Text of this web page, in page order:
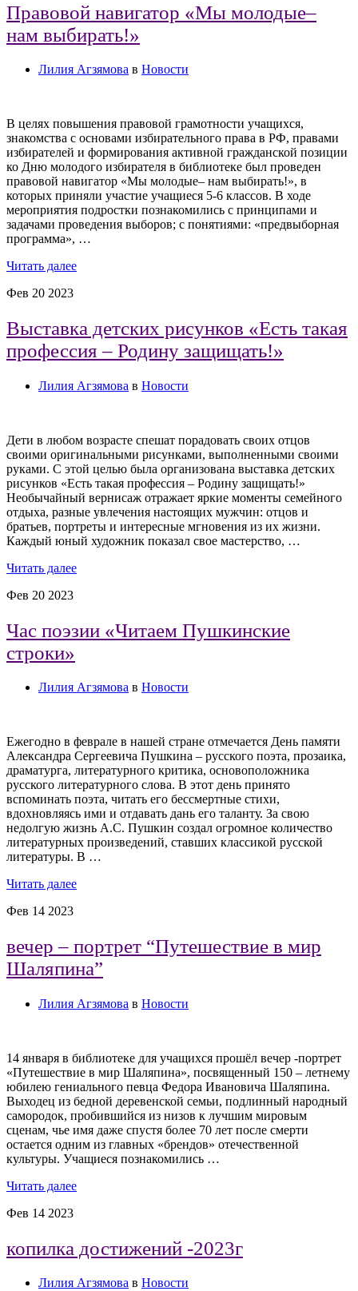
Правовой навигатор «Мы молодые–
нам выбирать!»
Лилия Агзямова в Новости
В целях повышения правовой грамотности учащихся,
знакомства с основами избирательного права в РФ, правами
избирателей и формирования активной гражданской позиции
ко Дню молодого избирателя в библиотеке был проведен
правовой навигатор «Мы молодые– нам выбирать!», в
которых приняли участие учащиеся 5-6 классов. В ходе
мероприятия подростки познакомились с принципами и
задачами проведения выборов; с понятиями: «предвыборная
программа», …
Читать далее
Фев 20 2023
Выставка детских рисунков «Есть такая
профессия – Родину защищать!»
Лилия Агзямова в Новости
Дети в любом возрасте спешат порадовать своих отцов
своими оригинальными рисунками, выполненными своими
руками. С этой целью была организована выставка детских
рисунков «Есть такая профессия – Родину защищать!»
Необычайный вернисаж отражает яркие моменты семейного
отдыха, разные увлечения настоящих мужчин: отцов и
братьев, портреты и интересные мгновения из их жизни.
Каждый юный художник показал свое мастерство, …
Читать далее
Фев 20 2023
Час поэзии «Читаем Пушкинские
строки»
Лилия Агзямова в Новости
Ежегодно в феврале в нашей стране отмечается День памяти
Александра Сергеевича Пушкина – русского поэта, прозаика,
драматурга, литературного критика, основоположника
русского литературного слова. В этот день принято
вспоминать поэта, читать его бессмертные стихи,
вдохновляясь ими и отдавать дань его таланту. За свою
недолгую жизнь А.С. Пушкин создал огромное количество
литературных произведений, ставших классикой русской
литературы. В …
Читать далее
Фев 14 2023
вечер – портрет “Путешествие в мир
Шаляпина”
Лилия Агзямова в Новости
14 января в библиотеке для учащихся прошёл вечер -портрет
«Путешествие в мир Шаляпина», посвященный 150 – летнему
юбилею гениального певца Федора Ивановича Шаляпина.
Выходец из бедной деревенской семьи, подлинный народный
самородок, пробившийся из низов к лучшим мировым
сценам, чье имя даже спустя более 70 лет после смерти
остается одним из главных «брендов» отечественной
культуры. Учащиеся познакомились …
Читать далее
Фев 14 2023
копилка достижений -2023г
Лилия Агзямова в Новости